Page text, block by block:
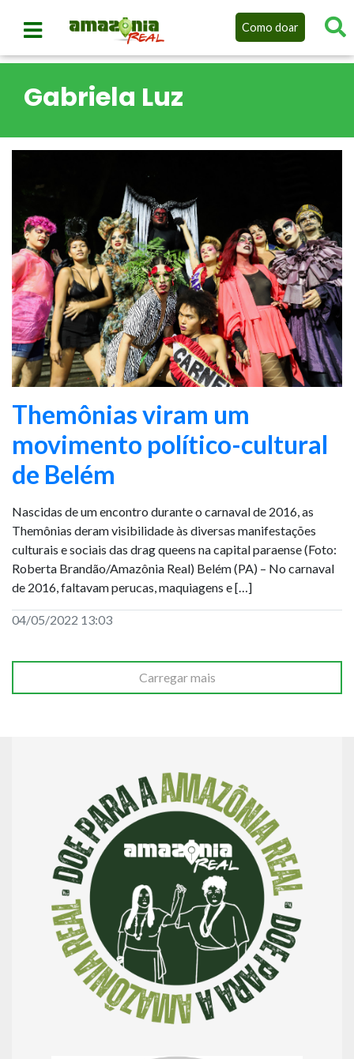
Como doar
Gabriela Luz
Themônias viram um
movimento político-cultural
de Belém
Nascidas de um encontro durante o carnaval de 2016, as
Themônias deram visibilidade às diversas manifestações
culturais e sociais das drag queens na capital paraense (Foto:
Roberta Brandão/Amazônia Real) Belém (PA) – No carnaval
de 2016, faltavam perucas, maquiagens e […]
04/05/2022 13:03
Carregar mais